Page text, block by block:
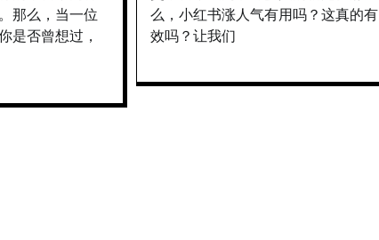
那么，当一位
是否曾想过，
么，小红书涨人气有用吗？这真的有
效吗？让我们